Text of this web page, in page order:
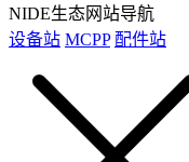
NIDE生态网站导航
设备站 MCPP 配件站